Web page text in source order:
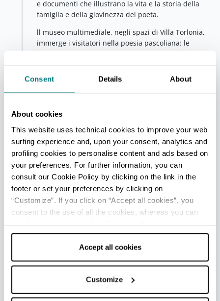
Consent Details About
About cookies
This website uses technical cookies to improve your web
surfing experience and, upon your consent, analytics and
profiling cookies to personalise content and ads based on
your preferences. For further information, you can
consult our Cookie Policy by clicking on the link in the
footer or set your preferences by clicking on
“Customize”. If you click on “Accept all cookies”, you
consent to the use of all the cookies, whereas you can
cookies only” and only the technical cookies for the
correct functioning of the website will be used.
Accept all cookies
Customize
e documenti che illustrano la vita e la storia della
famiglia e della giovinezza del poeta.
ll museo multimediale, negli spazi di Villa Torlonia,
immerge i visitatori nella poesia pascoliana: le
avvolgono il visitatore.
Le postazioni interattive permettono di esplorare i
storici, artistici e gastronomici e ripercorre il legame
indissolubile tra Pascoli e la Romagna.
Decima tappa - Bellaria Igea Marina
Bellaria Igea Marina
Alfredo Panzini è lo scrittore
che amò e raccontò Bellaria e i bellariesi. Nonostante
la fama raggiunta, non perderà mai occasione per
rifugiarsi nella pace e nella tranquillità della sua
amata Casa Rossa. Il successo gli consentirà di
diventando proprietario di alcuni poderi a Bellaria e
nelle campagne di Santarcangelo di Romagna.
Panzini riposa a Canonica, in prossimità di uno di
questi possedimenti, dopo la morte avvenuta a Roma
il 10 aprile 1939.
In questa villa - acquistata nel 1909 – lo scrittore